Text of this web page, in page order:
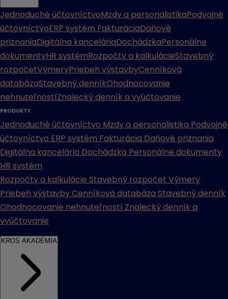
Jednoduché účtovníctvoMzdy a personalistikaPodvojné
účtovníctvoERP systém FakturáciaDaňové
priznaniaDigitálna kanceláriaDochádzkaPersonálne
dokumentyHR systémRozpočty a kalkulácieStavebný
rozpočetVýmeryPriebeh výstavbyCenníková
databázaStavebný denníkOhodnocovanie
nehnuteľnostíZnalecký denník a vyúčtovanie
PRODUKTY
Jednoduché účtovníctvo Mzdy a personalistika Podvojné
účtovníctvo ERP systém Fakturácia Daňové priznania
Digitálna kancelária Dochádzka Personálne dokumenty
HR systém
Rozpočty a kalkulácie Stavebný rozpočet Výmery
Priebeh výstavbyCenníková databáza Stavebný denník
Ohodnocovanie nehnuteľností Znalecký denník a
vyúčtovanie
KROS AKADÉMIA